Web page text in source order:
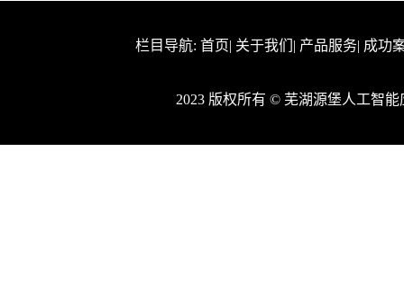
栏目导航: 首页| 关于我们 | 产品服务| 成功
2023 版权所有 © 芜湖源堡人工智